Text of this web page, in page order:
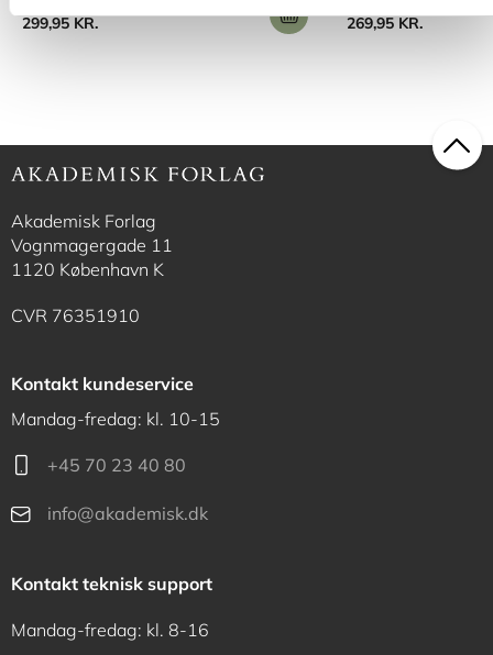
299,95 KR. 269,95 KR.
Akademisk Forlag
Vognmagergade 11
1120 København K
CVR 76351910
Kontakt kundeservice
Mandag-fredag: kl. 10-15
+45 70 23 40 80
info@akademisk.dk
Kontakt teknisk support
Mandag-fredag: kl. 8-16